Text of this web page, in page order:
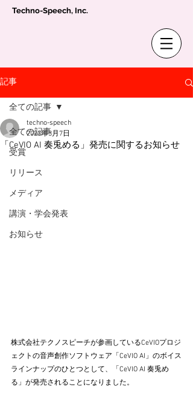
Techno-Speech, Inc.
記事
全ての記事
受賞
リリース
メディア
講演・学会発表
お知らせ
全ての記事
「CeVIO AI 奏兎める」発売に関するお知らせ
techno-speech
2023年3月7日
株式会社テクノスピーチが参画しているCeVIOプロジ
ェクトの音声創作ソフトウェア「CeVIO AI」のボイス
ラインナップのひとつとして、「CeVIO AI 奏兎め
る」が発売されることになりました。